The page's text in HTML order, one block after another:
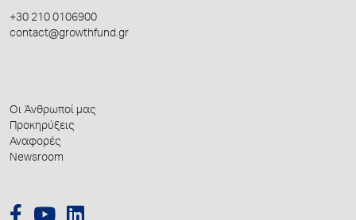
+30 210 0106900
contact@growthfund.gr
Οι Άνθρωποί μας
Προκηρύξεις
Αναφορές
Newsroom